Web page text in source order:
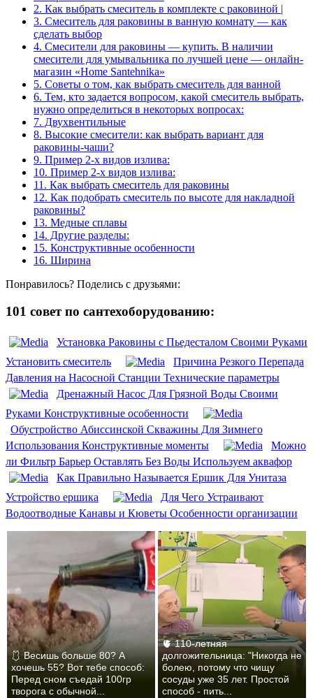
2. Как выбрать смеситель в комплекте с раковиной |
3. Смеситель для раковины в ванную комнату — как
сделать выбор
4. Смесители для раковины — купить. В наличии
смесители для умывальника по лучшей цене — онлайн-
магазин «Home Santehnika»
5. Советы о том, как выбрать смеситель для ванной
6. Тем, кто задается вопросом, какой смеситель выбрать,
нужно определиться в некоторых вопросах:
7. Двухвентильные
8. Высокие смесители: как выбрать вариант для
раковины-чаши?
9. Пример 2-х видов излива:
10. Пример 2-х видов излива:
11. Как выбрать смеситель для раковины
12. Как подобрать смеситель по высоте для накладной
раковины?
13. Медные сплавы
14. Другие разделы:
15. Конструктивные особенности
16. Ширина
Понравилось? Поделись с друзьями:
101 совет по сантехоборудованию:
Установка Раковины с Пьедесталом Своими Руками
Установить смеситель
Причина Резкого Перепада
Давления на Насосной Станции Технические параметры
Дренажный Насос Для Грязной Воды Своими
Руками Конструктивные особенности
Обустройство Абиссинской Скважины Для Зимнего
Использования Конструктивные моменты
Можно
ли Фильтр Барьер Оставлять Без Воды Используем аквафор
Как Правильно Называется Ершик Для Унитаза
Устройство ершика
Для Чего Устраивают
Водоотводные Канавы и Кюветы Особенности организации
🩱 Весишь больше 80? А
хочешь 55? Вот тебе способ:
Перед сном съедай 100гр
творога с обычной...
🫀 110-летняя
долгожительница: "Никогда не
болею, потому что чищу
сосуды уже 35 лет. Простой
способ - пить...